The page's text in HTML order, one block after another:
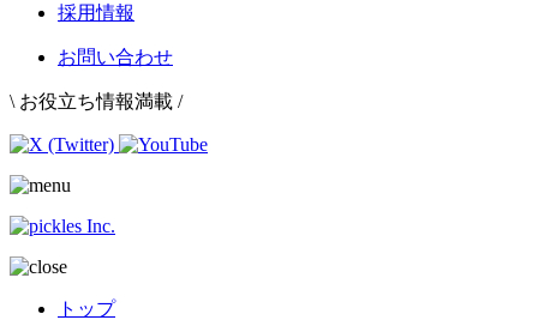
採用情報
お問い合わせ
\ お役立ち情報満載 /
トップ